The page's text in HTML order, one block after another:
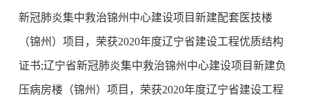
新冠肺炎集中救治锦州中心建设项目新建配套医技楼
（锦州）项目，荣获2020年度辽宁省建设工程优质结构
证书;辽宁省新冠肺炎集中救治锦州中心建设项目新建负
压病房楼（锦州）项目，荣获2020年度辽宁省建设工程